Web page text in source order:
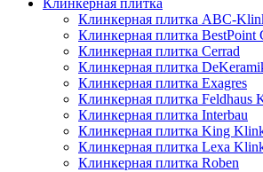
Клинкерная плитка ABC-
Клинкерная плитка BestPoint
Клинкерная плитка Cerrad
Клинкерная плитка
Клинкерная плитка Exagres
Клинкерная плитка Feldhaus
Клинкерная плитка Interbau
Клинкерная плитка King
Клинкерная плитка Lexa
Клинкерная плитка Roben